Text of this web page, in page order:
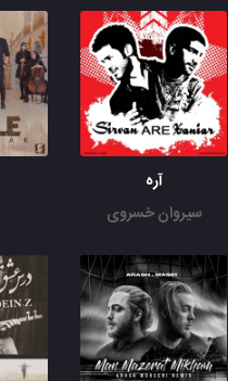
آره
سیروان خسروی